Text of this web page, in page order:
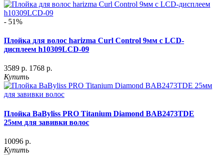
- 51%
Плойка для волос harizma Curl Control 9мм с LCD-
дисплеем h10309LСD-09
3589 р. 1768 р.
Купить
Плойка BaByliss PRO Titanium Diamond BAB2473TDE
25мм для завивки волос
10096 р.
Купить